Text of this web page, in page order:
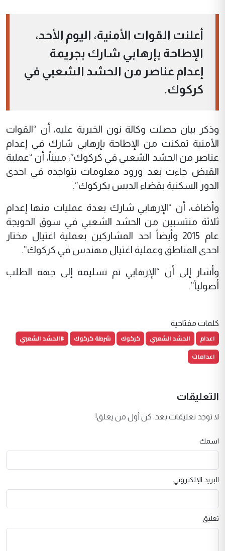
أعلنت القوات الأمنية، اليوم الأحد،
الإطاحة بإرهابي شارك بجريمة
إعدام عناصر من الحشد الشعبي في
كركوك.
وذكر بيان حصلت وكالة نون الخبرية عليه، أن “القوات
الأمنية تمكنت من الإطاحة بإرهابي شارك في إعدام
عناصر من الحشد الشعبي في كركوك”، مبيناً، أن “عملية
القبض جاءت بعد ورود معلومات بتواجده في احدى
الدور السكنية بقضاء الدبس بكركوك”.
وأضاف، أن “الإرهابي شارك بعدة عمليات منها إعدام
ثلاثة منتسبين من الحشد الشعبي في سوق الحويجة
عام 2015 وأيضاً احد المشاركين بعملية اغتيال مختار
احدى المناطق وعملية اغتيال مهندس في كركوك”.
وأشار إلى أن “الإرهابي تم تسليمه إلى جهة الطلب
أصولياً”.
كلمات مفتاحية
اعدام الحشد الشعبي كركوك شرطة كركوك
#الحشد الشعبي
اعدامات
التعليقات
لا توجد تعليقات بعد. كن أول من يعلق!
اسمك
البريد الإلكتروني
تعليق